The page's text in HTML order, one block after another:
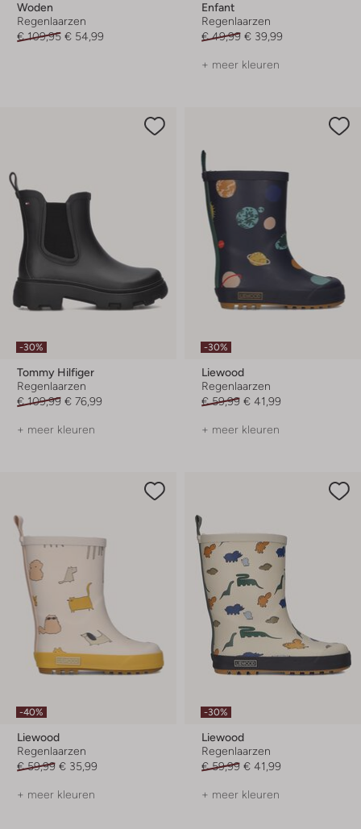
Woden
Regenlaarzen
€ 109,95 € 54,99
Enfant
Regenlaarzen
€ 49,99 € 39,99
+ meer kleuren
-30%
Tommy Hilfiger
Regenlaarzen
€ 109,99 € 76,99
+ meer kleuren
-30%
Liewood
Regenlaarzen
€ 59,99 € 41,99
+ meer kleuren
-40%
Liewood
Regenlaarzen
€ 59,99 € 35,99
+ meer kleuren
-30%
Liewood
Regenlaarzen
€ 59,99 € 41,99
+ meer kleuren